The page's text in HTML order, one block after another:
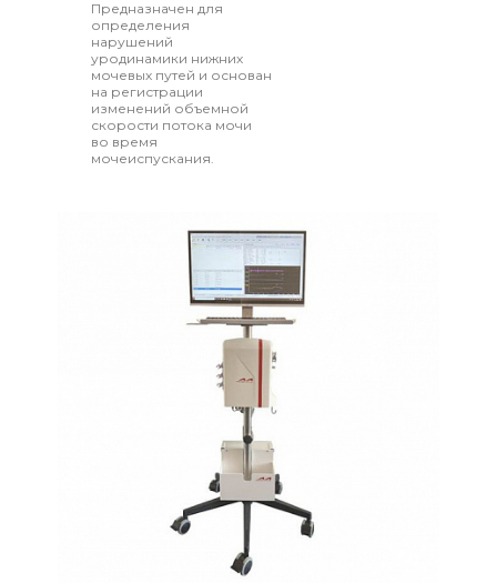
Предназначен для
определения
нарушений
уродинамики нижних
мочевых путей и основан
на регистрации
изменений объемной
скорости потока мочи
во время
мочеиспускания.